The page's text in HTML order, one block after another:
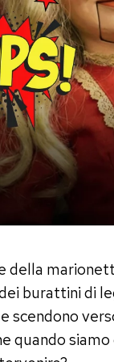
della
burattini di
scendono
quando